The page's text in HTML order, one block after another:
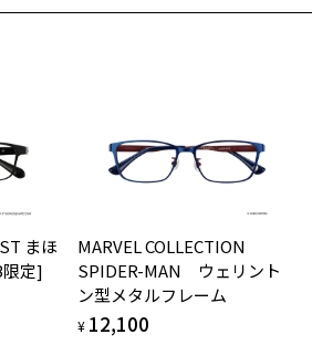
まほ
限定]
MARVEL COLLECTION
SPIDER-MAN ウェリント
ン型メタルフレーム
¥ 12,100